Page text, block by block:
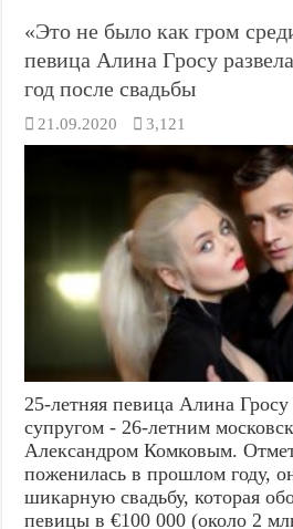
«Это не было как гром
певица Алина Гросу
год после свадьбы
21.09.2020 3,121
25-летняя певица Алина Гросу
супругом - 26-летним
Александром Комковым.
поженилась в прошлом году,
шикарную свадьбу, которая
певицы в €100 000 (около 2